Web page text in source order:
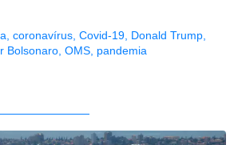
coronavírus Covid-19 Donald Trump
Bolsonaro OMS pandemia